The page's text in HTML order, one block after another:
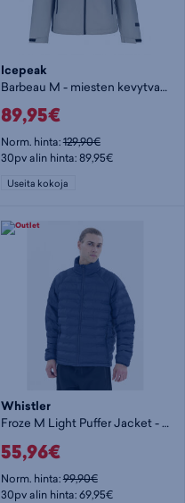
Icepeak
Barbeau M - miesten kevytvanutakki
89,95€
Norm. hinta:129,90€
30pv alin hinta: 89,95€
Useita kokoja
Whistler
Froze M Light Puffer Jacket - miesten kevytvanutakki
55,96€
Norm. hinta:99,90€
30pv alin hinta: 69,95€